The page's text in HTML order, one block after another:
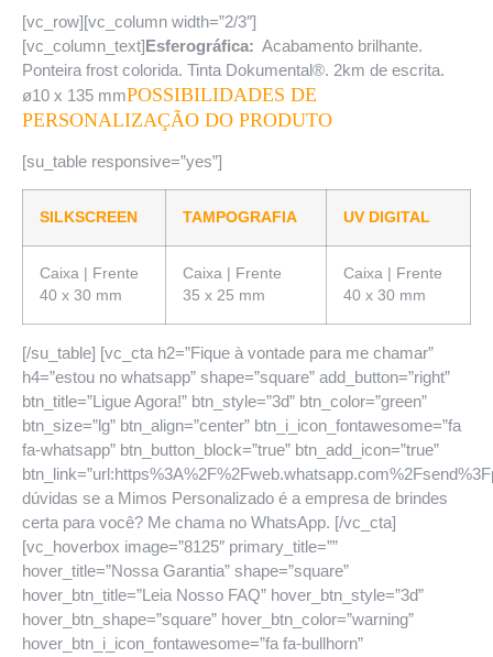
[vc_row][vc_column width=”2/3″]
[vc_column_text]Esferográfica: Acabamento brilhante.
Ponteira frost colorida. Tinta Dokumental®. 2km de escrita.
ø10 x 135 mmPOSSIBILIDADES DE
PERSONALIZAÇÃO DO PRODUTO
[su_table responsive=”yes”]
SILKSCREEN TAMPOGRAFIA UV DIGITAL
Caixa | Frente
40 x 30 mm
Caixa | Frente
35 x 25 mm
Caixa | Frente
40 x 30 mm
[/su_table] [vc_cta h2=”Fique à vontade para me chamar”
h4=”estou no whatsapp” shape=”square” add_button=”right”
btn_title=”Ligue Agora!” btn_style=”3d” btn_color=”green”
btn_size=”lg” btn_align=”center” btn_i_icon_fontawesome=”fa
fa-whatsapp” btn_button_block=”true” btn_add_icon=”true”
dúvidas se a Mimos Personalizado é a empresa de brindes
certa para você? Me chama no WhatsApp. [/vc_cta]
[vc_hoverbox image=”8125″ primary_title=””
hover_title=”Nossa Garantia” shape=”square”
hover_btn_title=”Leia Nosso FAQ” hover_btn_style=”3d”
hover_btn_shape=”square” hover_btn_color=”warning”
hover_btn_i_icon_fontawesome=”fa fa-bullhorn”